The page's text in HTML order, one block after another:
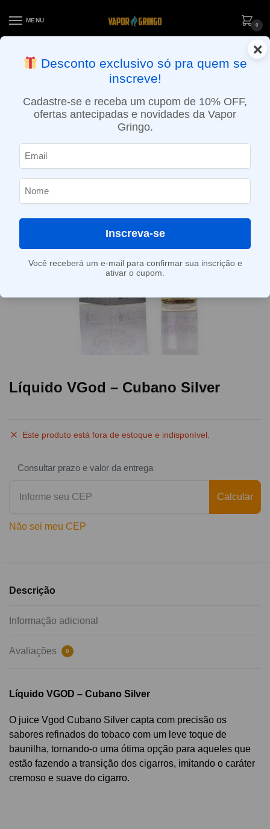
MENU
0
ENTREGA NO MESMO DIA EM SÃO PAULO (SEG A SEX): PEDIDOS
APROVADOS ATÉ 15:30 VIA MOTOBOY
Líquido VGod – Cubano Silver
Este produto está fora de estoque e indisponível.
Consultar prazo e valor da entrega
Calcular
Não sei meu CEP
Descrição
Informação adicional
Avaliações 0
Líquido VGOD – Cubano Silver
O juice Vgod Cubano Silver capta com precisão os
sabores refinados do tobaco com um leve toque de
baunilha, tornando-o uma ótima opção para aqueles que
estão fazendo a transição dos cigarros, imitando o caráter
cremoso e suave do cigarro.
×
Desconto exclusivo só pra quem se
inscreve!
Cadastre-se e receba um cupom de 10% OFF,
ofertas antecipadas e novidades da Vapor
Gringo.
Inscreva-se
Você receberá um e-mail para confirmar sua inscrição e
ativar o cupom.